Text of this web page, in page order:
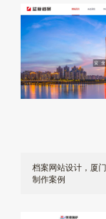
档案网站设计，厦
制作案例